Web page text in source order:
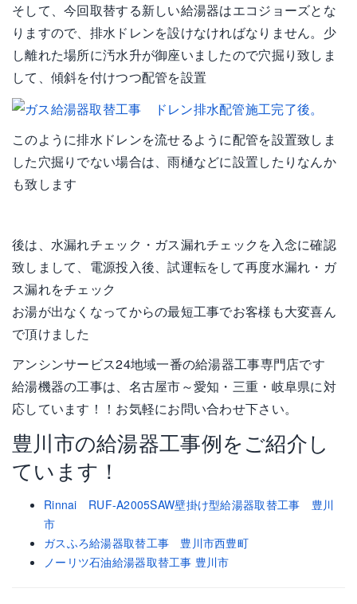
そして、今回取替する新しい給湯器はエコジョーズとな
りますので、排水ドレンを設けなければなりません。少
し離れた場所に汚水升が御座いましたので穴掘り致しま
して、傾斜を付けつつ配管を設置
このように排水ドレンを流せるように配管を設置致しま
した穴掘りでない場合は、雨樋などに設置したりなんか
も致します
後は、水漏れチェック・ガス漏れチェックを入念に確認
致しまして、電源投入後、試運転をして再度水漏れ・ガ
ス漏れをチェック
お湯が出なくなってからの最短工事でお客様も大変喜ん
で頂けました
アンシンサービス24地域一番の給湯器工事専門店です
給湯機器の工事は、名古屋市～愛知・三重・岐阜県に対
応しています！！お気軽にお問い合わせ下さい。
豊川市の給湯器工事例をご紹介し
ています！
Rinnai RUF-A2005SAW壁掛け型給湯器取替工事 豊川
市
ガスふろ給湯器取替工事 豊川市西豊町
ノーリツ石油給湯器取替工事 豊川市